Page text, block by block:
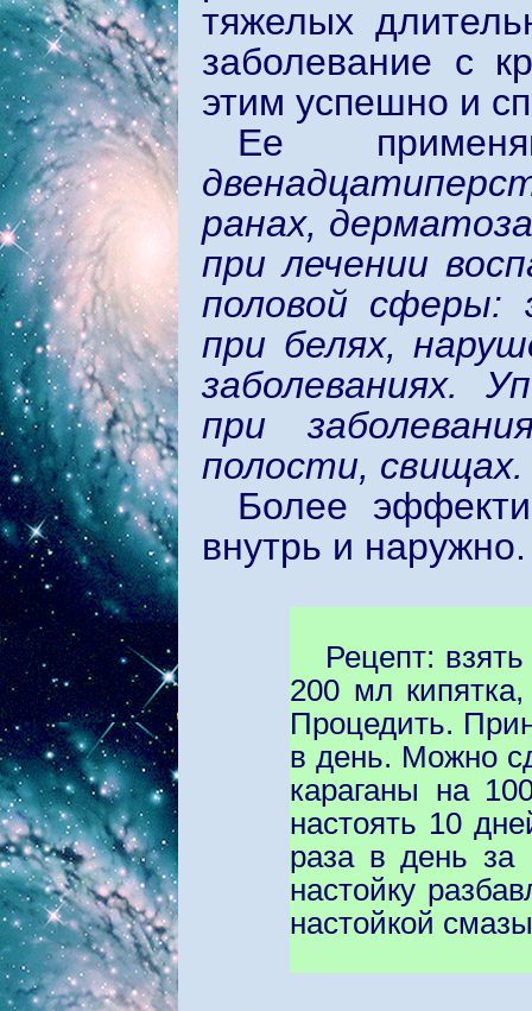
тяжелых
заболевание с
этим успешно и
Ее
ранах,
при лечении
половой сферы:
при белях,
заболеваниях.
при
полости, свищах.
Более
внутрь и наружно.
Рецепт:
200 мл
Процедить.
в день. Можно
караганы на
настоять 10
раза в день
настойку
настойкой